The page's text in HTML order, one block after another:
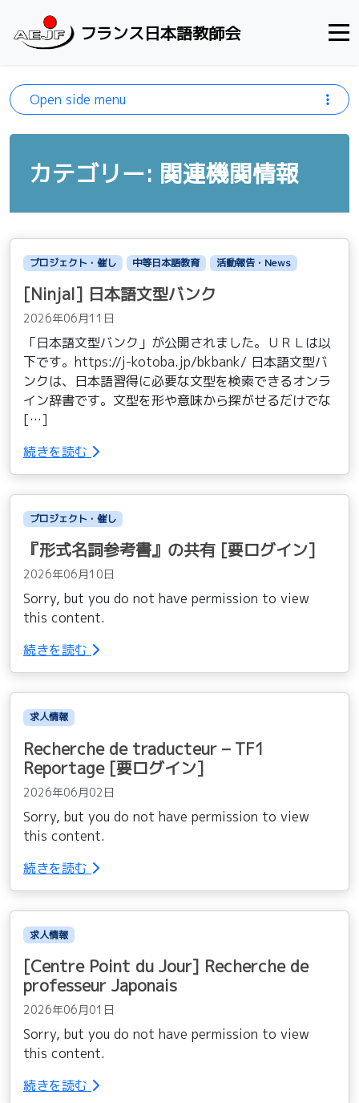
フランス日本語教師会
カテゴリー: 関連機関情報
プロジェクト・催し 中等日本語教育 活動報告・News
[Ninjal] 日本語文型バンク
2026年06月11日
「日本語文型バンク」が公開されました。ＵＲＬは以
下です。https://j-kotoba.jp/bkbank/ 日本語文型バ
ンクは、日本語習得に必要な文型を検索できるオンラ
イン辞書です。文型を形や意味から探がせるだけでな
[…]
続きを読む
プロジェクト・催し
『形式名詞参考書』の共有 [要ログイン]
2026年06月10日
Sorry, but you do not have permission to view
this content.
続きを読む
求人情報
Recherche de traducteur – TF1
Reportage [要ログイン]
2026年06月02日
Sorry, but you do not have permission to view
this content.
続きを読む
求人情報
[Centre Point du Jour] Recherche de
professeur Japonais
2026年06月01日
Sorry, but you do not have permission to view
this content.
続きを読む
Open side menu